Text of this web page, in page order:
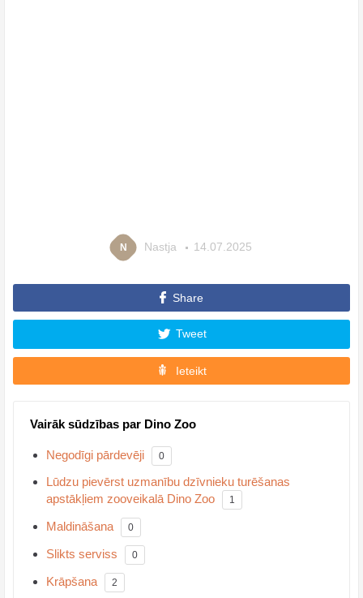
N Nastja 14.07.2025
Share
Tweet
Ieteikt
Vairāk sūdzības par Dino Zoo
Negodīgi pārdevēji 0
Lūdzu pievērst uzmanību dzīvnieku turēšanas
apstākļiem zooveikalā Dino Zoo
1
Maldināšana 0
Slikts serviss 0
Krāpšana 2